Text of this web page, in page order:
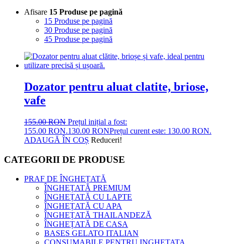
Afisare 15 Produse pe pagină
15 Produse pe pagină
30 Produse pe pagină
45 Produse pe pagină
Dozator pentru aluat clatite, briose,
vafe
155.00RON Prețul inițial a fost:
155.00 RON.130.00 RONPrețul curent este: 130.00 RON.
ADAUGĂ ÎN COȘ Reduceri!
CATEGORII DE PRODUSE
PRAF DE ÎNGHEȚATĂ
ÎNGHEȚATĂ PREMIUM
ÎNGHEȚATĂ CU LAPTE
ÎNGHEȚATĂ CU APA
ÎNGHEȚATĂ THAILANDEZĂ
ÎNGHEȚATĂ DE CASA
BASES GELATO ITALIAN